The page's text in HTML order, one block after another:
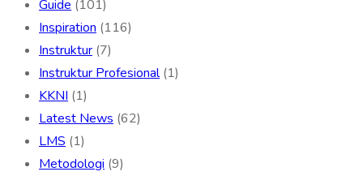
Guide (101)
Inspiration (116)
Instruktur (7)
Instruktur Profesional(1)
KKNI (1)
Latest News (62)
LMS (1)
Metodologi (9)